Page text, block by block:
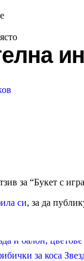
за “Букет с
си, за да
за коса